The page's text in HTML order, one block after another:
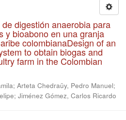
digestión anaerobia para
y bioabono en una granja
colombianaDesign of an
to obtain biogas and
farm in the Colombian
; Arteta Chedraüy, Pedro Manuel;
; Jiménez Gómez, Carlos Ricardo